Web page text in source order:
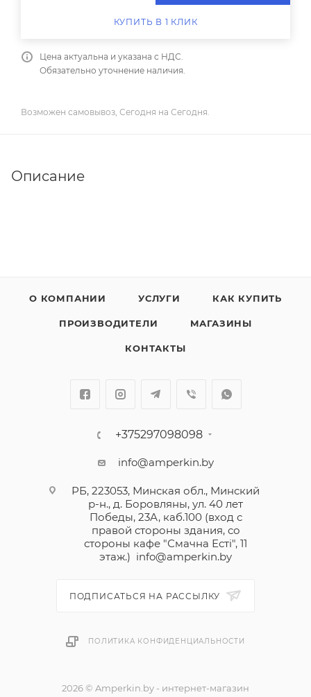
КУПИТЬ В 1 КЛИК
Цена актуальна и указана с НДС.
Обязательно уточнение наличия.
Возможен самовывоз, Сегодня на Сегодня.
Описание
О КОМПАНИИ УСЛУГИ КАК КУПИТЬ
ПРОИЗВОДИТЕЛИ МАГАЗИНЫ
КОНТАКТЫ
+375297098098
info@amperkin.by
РБ, 223053, Минская обл., Минский
р-н., д. Боровляны, ул. 40 лет
Победы, 23А, каб.100 (вход с
правой стороны здания, со
стороны кафе "Смачна Естi", 11
этаж.) info@amperkin.by
ПОДПИСАТЬСЯ НА РАССЫЛКУ
ПОЛИТИКА КОНФИДЕНЦИАЛЬНОСТИ
2026 © Amperkin.by - интернет-магазин